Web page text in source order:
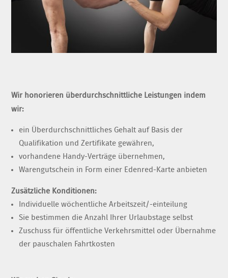
Wir honorieren überdurchschnittliche Leistungen indem
wir:
ein Überdurchschnittliches Gehalt auf Basis der
Qualifikation und Zertifikate gewähren,
vorhandene Handy-Verträge übernehmen,
Warengutschein in Form einer Edenred-Karte anbieten
Zusätzliche Konditionen:
Individuelle wöchentliche Arbeitszeit/-einteilung
Sie bestimmen die Anzahl Ihrer Urlaubstage selbst
Zuschuss für öffentliche Verkehrsmittel oder Übernahme
der pauschalen Fahrtkosten